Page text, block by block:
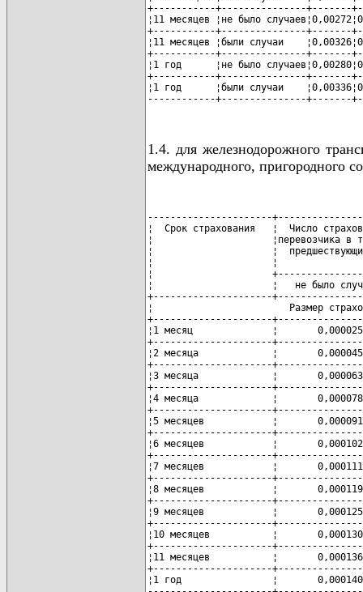
+-----------+---------------+-------
¦11 месяцев ¦не было
+-----------+---------------+-------
¦11 месяцев ¦были случаи
+-----------+---------------+-------
¦1 год      ¦не было
+-----------+---------------+-------
¦1 год      ¦были случаи
------------+---------------+-------
1.4. для железнодорожного
международного, пригородного
----------------------
¦  Срок страхования   ¦  Число
¦                     ¦перевозчика в
¦                     ¦  предшествующих
¦                     ¦
¦
¦                     ¦   не было
+---------------------
¦                        Размер
+---------------------
¦1 месяц              ¦
+---------------------
¦2 месяца             ¦
+---------------------
¦3 месяца             ¦
+---------------------
¦4 месяца             ¦
+---------------------
¦5 месяцев            ¦
+---------------------
¦6 месяцев            ¦
+---------------------
¦7 месяцев            ¦
+---------------------
¦8 месяцев            ¦
+---------------------
¦9 месяцев            ¦
+---------------------
¦10 месяцев           ¦
+---------------------
¦11 месяцев           ¦
+---------------------
¦1 год                ¦